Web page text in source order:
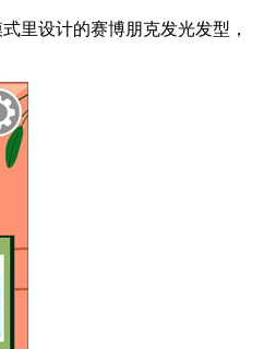
里设计的赛博朋克发光发型，